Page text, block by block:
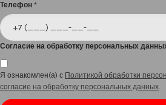
Телефон *
Согласие на обработку персональных
Я ознакомлен(а) с Политикой обработки
согласие на обработку персональных данных.